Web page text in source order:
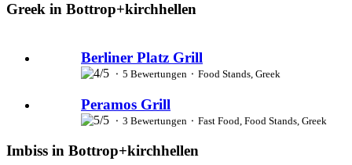
Greek in Bottrop+kirchhellen
Berliner Platz Grill
⬝ 5 Bewertungen ⬝ Food Stands, Greek
Peramos Grill
⬝ 3 Bewertungen ⬝ Fast Food, Food Stands, Greek
Imbiss in Bottrop+kirchhellen